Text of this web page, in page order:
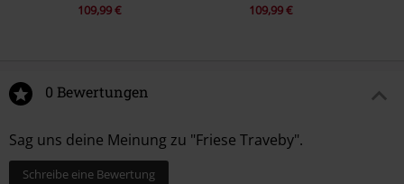
109,99 € 109,99 €
0 Bewertungen
Sag uns deine Meinung zu "Friese Traveby".
Schreibe eine Bewertung